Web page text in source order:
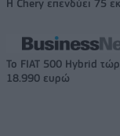
Η Chery επενδύει 75
Το FIAT 500 Hybrid
18.990 ευρώ